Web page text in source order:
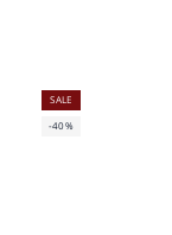
SALE
-40%